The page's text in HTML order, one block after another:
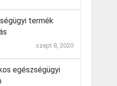
termék
szept 8, 2020
egészségügyi